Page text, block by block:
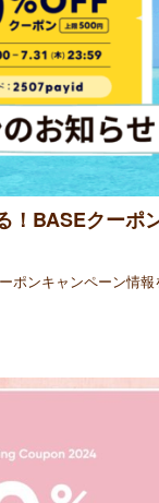
！BASEクーポ
ポンキャンペーン情報